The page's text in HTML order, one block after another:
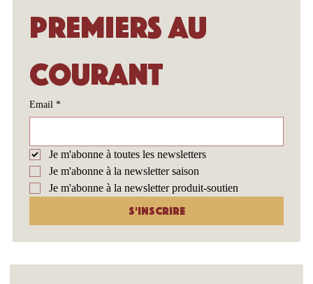
Circo Bello recrute : rejoignez
l’équipe pédagogique !
premiers au
courant
Email *
Je m'abonne à toutes les newsletters
Je m'abonne à la newsletter saison
Je m'abonne à la newsletter produit-soutien
S'inscrire